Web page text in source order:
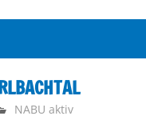
NABU aktiv